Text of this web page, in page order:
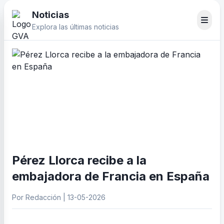
Noticias
Explora las últimas noticias
Pérez Llorca recibe a la
embajadora de Francia en España
Por Redacción | 13-05-2026